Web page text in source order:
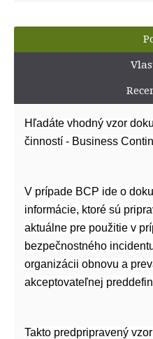
Hľadáte vhodný vzor
činností - Business
V prípade BCP ide o
informácie, ktoré sú
aktuálne pre použitie v
bezpečnostného
organizácii obnovu a
akceptovateľnej
Takto predpripravený